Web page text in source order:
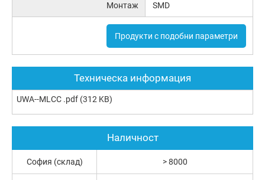
Монтаж SMD
Продукти с подобни параметри
Техническа информация
UWA--MLCC .pdf (312 KB)
Наличност
София (склад) > 8000